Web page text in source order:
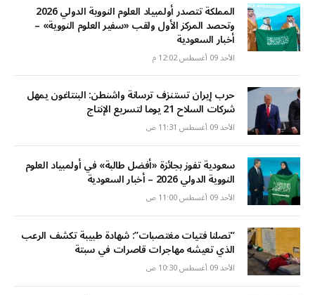
المملكة تتصدر أولمبياد العلوم النووية الدولي 2026
وتحصد المركز الأول ولقب «سفير العلوم النووية» –
أخبار السعودية
الأحد 09 أغسطس 12:02 م
حرب إيران تستنزف ترسانة واشنطن: البنتاغون يمهل
شركات السلاح 21 يوما لتسريع الإنتاج
الأحد 09 أغسطس 11:31 ص
سعودية تفوز بجائزة «أفضل طالبة» في أولمبياد العلوم
النووية الدولي 2026 – أخبار السعودية
الأحد 09 أغسطس 11:00 ص
“تصلنا فتيات مغتصبات”: شهادة طبيبة تكشف الرعب
الذي تعيشه مهاجرات قاصرات في سبتة
الأحد 09 أغسطس 10:30 ص